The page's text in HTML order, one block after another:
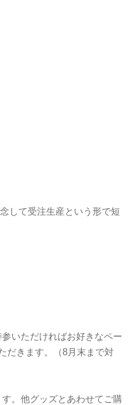
して受注生産という形で短
いただければお好きなペー
だきます。（8月末まで対
。他グッズとあわせてご購